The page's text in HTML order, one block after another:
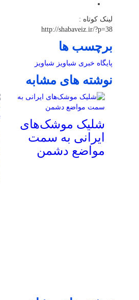
لینک کوتاه :
http://shabaveiz.ir/?p=38
برچسب ها
پایگاه خبری شباویز شباویز
نوشته های مشابه
شلیک موشک‌های
ایرانی به سمت
مواضع دشمن